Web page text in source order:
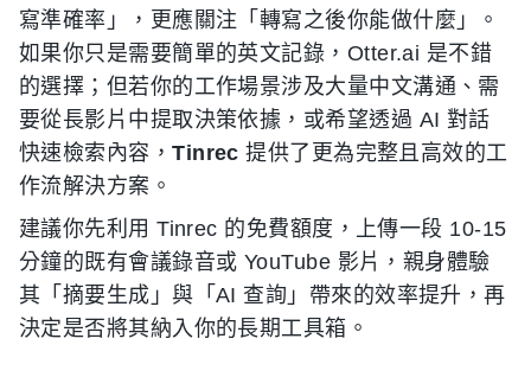
寫準確率」，更應關注「轉寫之後你能做什麼」。
如果你只是需要簡單的英文記錄，Otter.ai 是不錯
的選擇；但若你的工作場景涉及大量中文溝通、需
要從長影片中提取決策依據，或希望透過 AI 對話
快速檢索內容，Tinrec 提供了更為完整且高效的工
作流解決方案。
建議你先利用 Tinrec 的免費額度，上傳一段 10-15
分鐘的既有會議錄音或 YouTube 影片，親身體驗
其「摘要生成」與「AI 查詢」帶來的效率提升，再
決定是否將其納入你的長期工具箱。